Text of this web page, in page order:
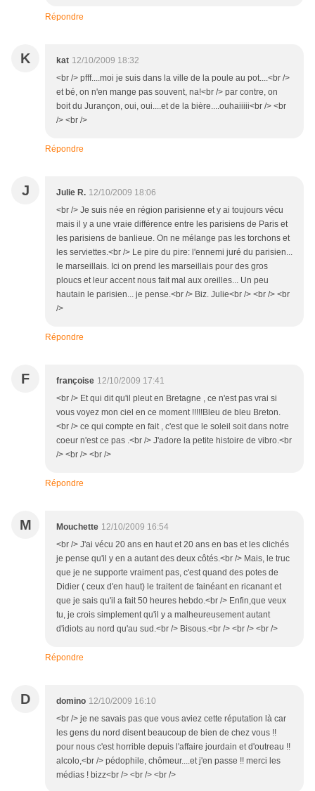
Répondre
K kat 12/10/2009 18:32
<br /> pfff....moi je suis dans la ville de la poule au pot....<br />
et bé, on n'en mange pas souvent, na!<br /> par contre, on
boit du Jurançon, oui, oui....et de la bière....ouhaiiiii<br /> <br
/> <br />
Répondre
J Julie R. 12/10/2009 18:06
<br /> Je suis née en région parisienne et y ai toujours vécu
mais il y a une vraie différence entre les parisiens de Paris et
les parisiens de banlieue. On ne mélange pas les torchons et
les serviettes.<br /> Le pire du pire: l'ennemi juré du parisien...
le marseillais. Ici on prend les marseillais pour des gros
ploucs et leur accent nous fait mal aux oreilles... Un peu
hautain le parisien... je pense.<br /> Biz. Julie<br /> <br /> <br
/>
Répondre
F françoise 12/10/2009 17:41
<br /> Et qui dit qu'il pleut en Bretagne , ce n'est pas vrai si
vous voyez mon ciel en ce moment !!!!!Bleu de bleu Breton.
<br /> ce qui compte en fait , c'est que le soleil soit dans notre
coeur n'est ce pas .<br /> J'adore la petite histoire de vibro.<br
/> <br /> <br />
Répondre
M Mouchette 12/10/2009 16:54
<br /> J'ai vécu 20 ans en haut et 20 ans en bas et les clichés
je pense qu'il y en a autant des deux côtés.<br /> Mais, le truc
que je ne supporte vraiment pas, c'est quand des potes de
Didier ( ceux d'en haut) le traitent de fainéant en ricanant et
que je sais qu'il a fait 50 heures hebdo.<br /> Enfin,que veux
tu, je crois simplement qu'il y a malheureusement autant
d'idiots au nord qu'au sud.<br /> Bisous.<br /> <br /> <br />
Répondre
D domino 12/10/2009 16:10
<br /> je ne savais pas que vous aviez cette réputation là car
les gens du nord disent beaucoup de bien de chez vous !!
pour nous c'est horrible depuis l'affaire jourdain et d'outreau !!
alcolo,<br /> pédophile, chômeur....et j'en passe !! merci les
médias ! bizz<br /> <br /> <br />